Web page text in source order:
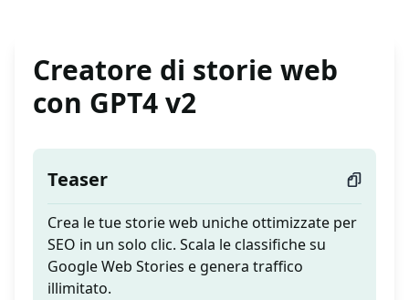
Creatore di storie web
con GPT4 v2
Teaser
Crea le tue storie web uniche ottimizzate per
SEO in un solo clic. Scala le classifiche su
Google Web Stories e genera traffico
illimitato.